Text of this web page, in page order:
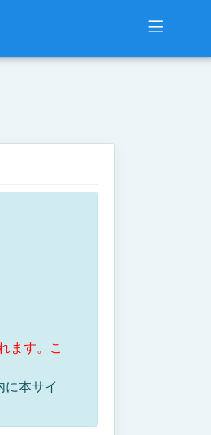
ます。こ
に本サイ